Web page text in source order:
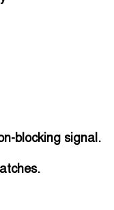
blocking signal.